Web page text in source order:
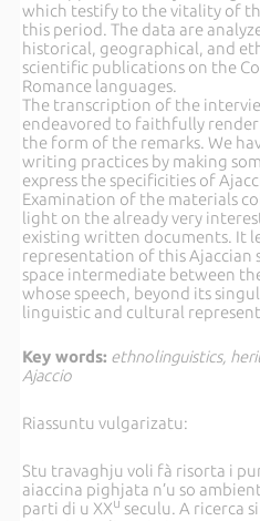
which testify to the vitality of
this period. The data are
historical, geographical, and
scientific publications on the
Romance languages.
The transcription of the
endeavored to faithfully
the form of the remarks. We
writing practices by making
express the specificities of
Examination of the materials
light on the already very
existing written documents. It
representation of this Ajaccian
space intermediate between
whose speech, beyond its
linguistic and cultural
Key words: ethnolinguistics,
Ajaccio
Riassuntu vulgarizatu:
Stu travaghju voli fà risorta i
aiaccina pighjata n’u so
parti di u XXu seculu. A ricerca